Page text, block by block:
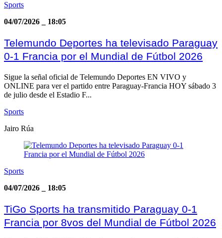
Sports
04/07/2026
18:05
Telemundo Deportes ha televisado Paraguay
0-1 Francia por el Mundial de Fútbol 2026
Sigue la señal oficial de Telemundo Deportes EN VIVO y
ONLINE para ver el partido entre Paraguay-Francia HOY sábado 3
de julio desde el Estadio F...
Sports
Jairo Rúa
Sports
04/07/2026
18:05
TiGo Sports ha transmitido Paraguay 0-1
Francia por 8vos del Mundial de Fútbol 2026